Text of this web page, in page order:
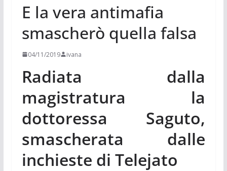
E la vera antimafia
smascherò quella falsa
04/11/2019 ivana
Radiata dalla
magistratura la
dottoressa Saguto,
smascherata dalle
inchieste di Telejato